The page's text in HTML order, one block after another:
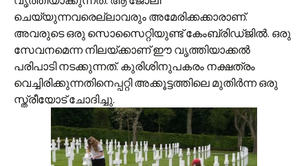
ചെയ്യുന്നവരെല്ലാവരും അമേരിക്കക്കാരാണ്.
അവരുടെ ഒരു സൊസൈറ്റിയുണ്ട് കേംബ്രിഡ്‌ജില്‍. ഒരു
സേവനമെന്ന നിലയ്ക്കാണ് ഈ വൃത്തിയാക്കല്‍
പരിപാടി നടക്കുന്നത്. കുരിശിനുപകരം നക്ഷത്രം
വെച്ചിരിക്കുന്നതിനെപ്പറ്റി അക്കൂട്ടത്തിലെ മുതിര്‍ന്ന ഒരു
സ്ത്രീയോട് ചോദിച്ചു.